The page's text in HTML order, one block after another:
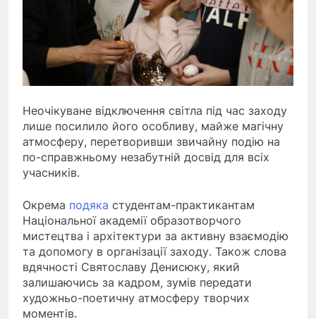
Неочікуване відключення світла під час заходу
лише посилило його особливу, майже магічну
атмосферу, перетворивши звичайну подію на
по-справжньому незабутній досвід для всіх
учасників.
Окрема подяка студентам-практикантам
Національної академії образотворчого
мистецтва і архітектури за активну взаємодію
та допомогу в організації заходу. Також слова
вдячності Святославу Денисюку, який
залишаючись за кадром, зумів передати
художньо-поетичну атмосферу творчих
моментів.